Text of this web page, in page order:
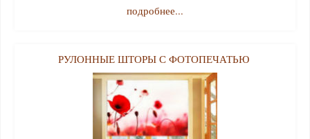
подробнее...
РУЛОННЫЕ ШТОРЫ С ФОТОПЕЧАТЬЮ